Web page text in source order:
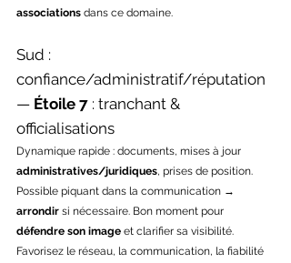
associations dans ce domaine.
Sud :
confiance/administratif/réputation
— Étoile 7 : tranchant &
officialisations
Dynamique rapide : documents, mises à jour
administratives/juridiques, prises de position.
Possible piquant dans la communication →
arrondir si nécessaire. Bon moment pour
défendre son image et clarifier sa visibilité.
Favorisez le réseau, la communication, la fiabilité